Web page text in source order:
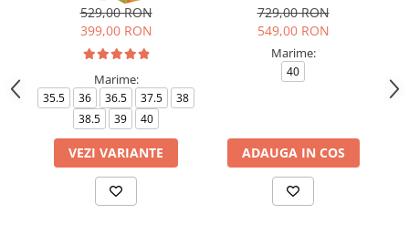
529,00 RON
399,00 RON
Marime:
35.5 36 36.5 37.5
38
38.5
39 40
VEZI VARIANTE
729,00 RON
549,00 RON
Marime:
40
ADAUGA IN COS